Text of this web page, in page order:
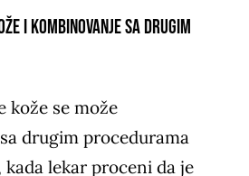
i kombinovanje sa drugim
kože se može
drugim procedurama
lekar proceni da je